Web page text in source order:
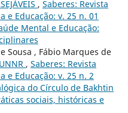
, Saberes: Revista
Educação: v. 25 n. 01
Mental e Educação:
Sousa , Fábio Marques de
, Saberes: Revista
e Educação: v. 25 n. 2
do Círculo de Bakhtin
sociais, históricas e